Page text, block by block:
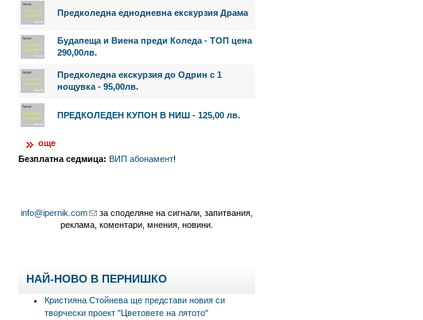
Предколедна еднодневна екскурзия Драма
Будапеща и Виена преди Коледа - ТОП цена
290,00лв.
Предколедна екскурзия до Одрин с 1
нощувка - 95,00лв.
ПРЕДКОЛЕДЕН КУПОН В НИШ - 125,00 лв.
още
Безплатна седмица: ВИП абонамент!
info@ipernik.com
за споделяне на сигнали, запитвания,
реклама, коментари, мнения, новини.
НАЙ-НОВО В ПЕРНИШКО
Кристияна Стойнева ще представи новия си
творчески проект "Цветовете на лятото"